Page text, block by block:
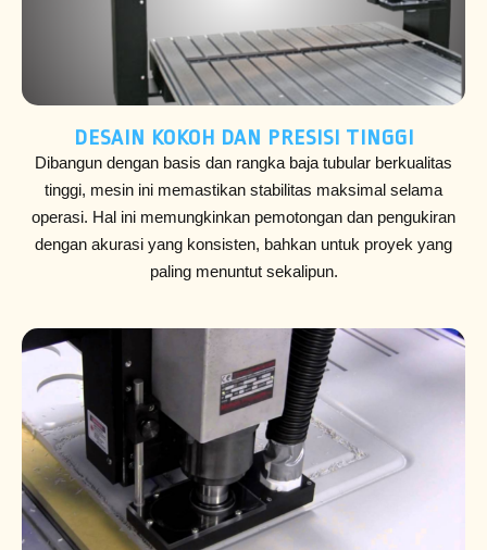
DESAIN KOKOH DAN PRESISI TINGGI
Dibangun dengan basis dan rangka baja tubular berkualitas
tinggi, mesin ini memastikan stabilitas maksimal selama
operasi. Hal ini memungkinkan pemotongan dan pengukiran
dengan akurasi yang konsisten, bahkan untuk proyek yang
paling menuntut sekalipun.